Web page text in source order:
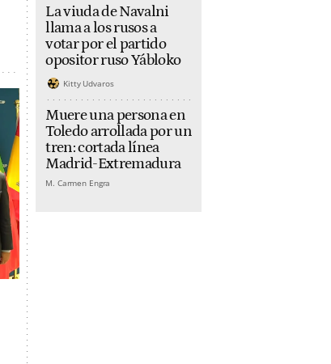
La viuda de Navalni
llama a los rusos a
votar por el partido
opositor ruso Yábloko
Kitty Udvaros
Muere una persona en
Toledo arrollada por un
tren: cortada línea
Madrid-Extremadura
M. Carmen Engra